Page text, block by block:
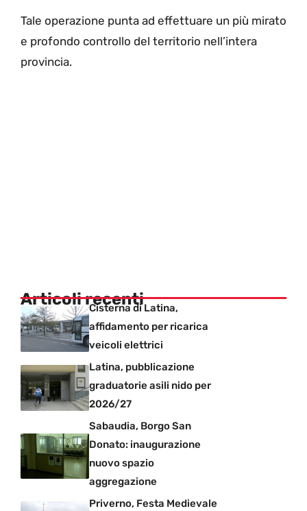
Tale operazione punta ad effettuare un più mirato
e profondo controllo del territorio nell’intera
provincia.
Articoli recenti
Cisterna di Latina,
affidamento per ricarica
veicoli elettrici
Latina, pubblicazione
graduatorie asili nido per
2026/27
Sabaudia, Borgo San
Donato: inaugurazione
nuovo spazio
aggregazione
Priverno, Festa Medievale